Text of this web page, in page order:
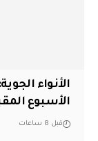
الأنواء
الأسبوع
قبل 8 ساعات